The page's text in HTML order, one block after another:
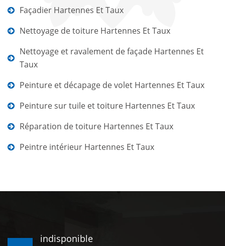
Façadier Hartennes Et Taux
Nettoyage de toiture Hartennes Et Taux
Nettoyage et ravalement de façade Hartennes Et
Taux
Peinture et décapage de volet Hartennes Et Taux
Peinture sur tuile et toiture Hartennes Et Taux
Réparation de toiture Hartennes Et Taux
Peintre intérieur Hartennes Et Taux
indisponible